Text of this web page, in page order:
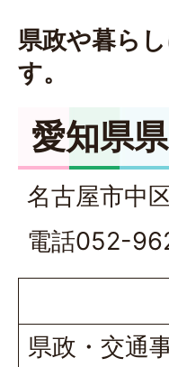
県政や暮ら
す。
愛知県
名古屋市中
電話052-
県政・交通